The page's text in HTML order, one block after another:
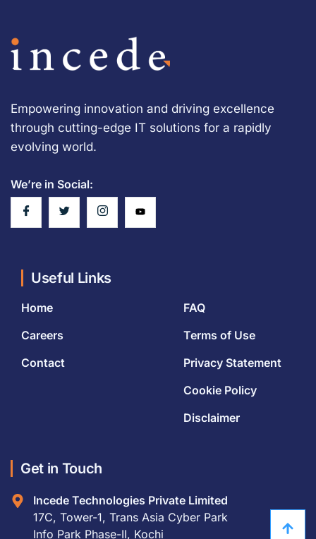
Empowering innovation and driving excellence
through cutting-edge IT solutions for a rapidly
evolving world.
We’re in Social:
Useful Links
Home
Careers
Contact
FAQ
Terms of Use
Privacy Statement
Cookie Policy
Disclaimer
Get in Touch
Incede Technologies Private Limited
17C, Tower-1, Trans Asia Cyber Park
Info Park Phase-II, Kochi